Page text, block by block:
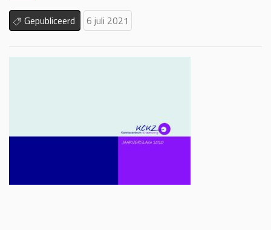
Gepubliceerd 6 juli 2021